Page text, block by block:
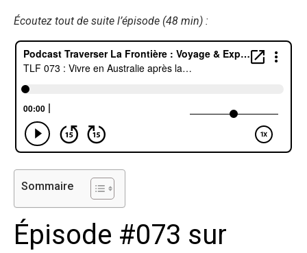
Écoutez tout de suite l’épisode (48 min) :
Sommaire
Épisode #073 sur